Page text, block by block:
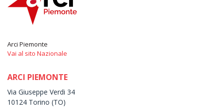
Arci Piemonte
Vai al sito Nazionale
ARCI PIEMONTE
Via Giuseppe Verdi 34
10124 Torino (TO)